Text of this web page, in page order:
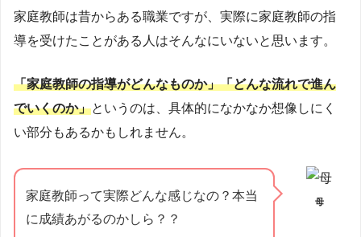
家庭教師は昔からある職業ですが、実際に家庭教師の指
導を受けたことがある人はそんなにいないと思います。
「家庭教師の指導がどんなものか」「どんな流れで進ん
でいくのか」というのは、具体的になかなか想像しにく
い部分もあるかもしれません。
母
家庭教師って実際どんな感じなの？本当
に成績あがるのかしら？？